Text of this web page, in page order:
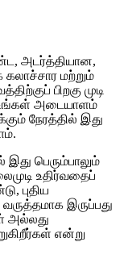
அடர்த்தியான,
கலாச்சார மற்றும்
பிறகு முடி
உங்கள் அடையாளம்
நேரத்தில் இது
இது பெரும்பாலும்
உதிர்வதைப்
புதிய
இருப்பது
அல்லது
என்று